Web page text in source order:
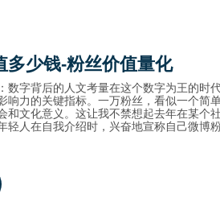
多少钱-粉丝价值量化
数字背后的人文考量在这个数字为王的时
响力的关键指标。一万粉丝，看似一个简
和文化意义。这让我不禁想起去年在某个
轻人在自我介绍时，兴奋地宣称自己微博